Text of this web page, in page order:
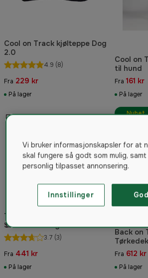
Cool on Track kjølteppe Dog
2.0
4.9 (8)
Fra 229 kr
På lager
Cool on
til hund
Fra 161 kr
På lager
Tilbake på sporet Eddie Dog
Sweater Orange
3.7 (3)
Fra 441 kr
På lager
Back on
Fra 612 kr
På lager
Nyhet
Vi bruker informasjonskapsler for at
skal fungere så godt som mulig,
personlig tilpasset annonsering.
Innstillinger